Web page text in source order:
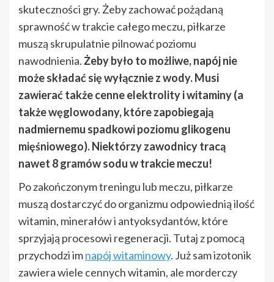
skuteczności gry. Żeby zachować pożądaną
sprawność w trakcie całego meczu, piłkarze
muszą skrupulatnie pilnować poziomu
nawodnienia.Żeby było to możliwe, napój nie
może składać się wyłącznie z wody. Musi
zawierać także cenne elektrolity i witaminy (a
także węglowodany, które zapobiegają
nadmiernemu spadkowi poziomu glikogenu
mięśniowego). Niektórzy zawodnicy tracą
nawet 8 gramów sodu w trakcie meczu!
Po zakończonym treningu lub meczu, piłkarze
muszą dostarczyć do organizmu odpowiednią ilość
witamin, minerałów i antyoksydantów, które
sprzyjają procesowi regeneracji. Tutaj z pomocą
przychodzi imnapój witaminowy. Już sam izotonik
zawiera wiele cennych witamin, ale morderczy